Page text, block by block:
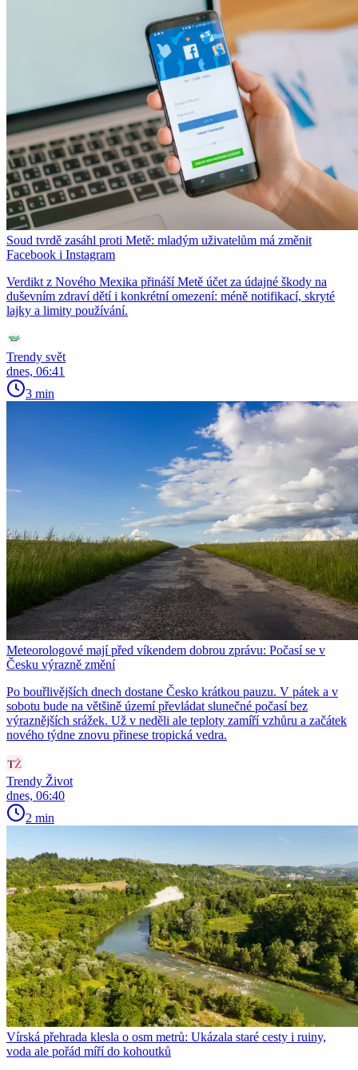
Soud tvrdě zasáhl proti Metě: mladým uživatelům má změnit
Facebook i Instagram
Verdikt z Nového Mexika přináší Metě účet za údajné škody na
duševním zdraví dětí i konkrétní omezení: méně notifikací, skryté
lajky a limity používání.
Trendy svět
dnes, 06:41
3 min
Meteorologové mají před víkendem dobrou zprávu: Počasí se v
Česku výrazně změní
Po bouřlivějších dnech dostane Česko krátkou pauzu. V pátek a v
sobotu bude na většině území převládat slunečné počasí bez
výraznějších srážek. Už v neděli ale teploty zamíří vzhůru a začátek
nového týdne znovu přinese tropická vedra.
Trendy Život
dnes, 06:40
2 min
Vírská přehrada klesla o osm metrů: Ukázala staré cesty i ruiny,
voda ale pořád míří do kohoutků